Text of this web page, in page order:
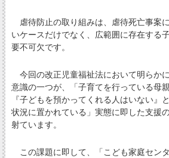
虐待防止の取り組みは、虐待死亡事案
いケースだけでなく、広範囲に存在する
要不可欠です。
今回の改正児童福祉法において明らか
意識の一つが、「子育てを行っている母
『子どもを預かってくれる人はいない』
状況に置かれている」実態に即した支援
射ています。
この課題に即して、「こども家庭セン